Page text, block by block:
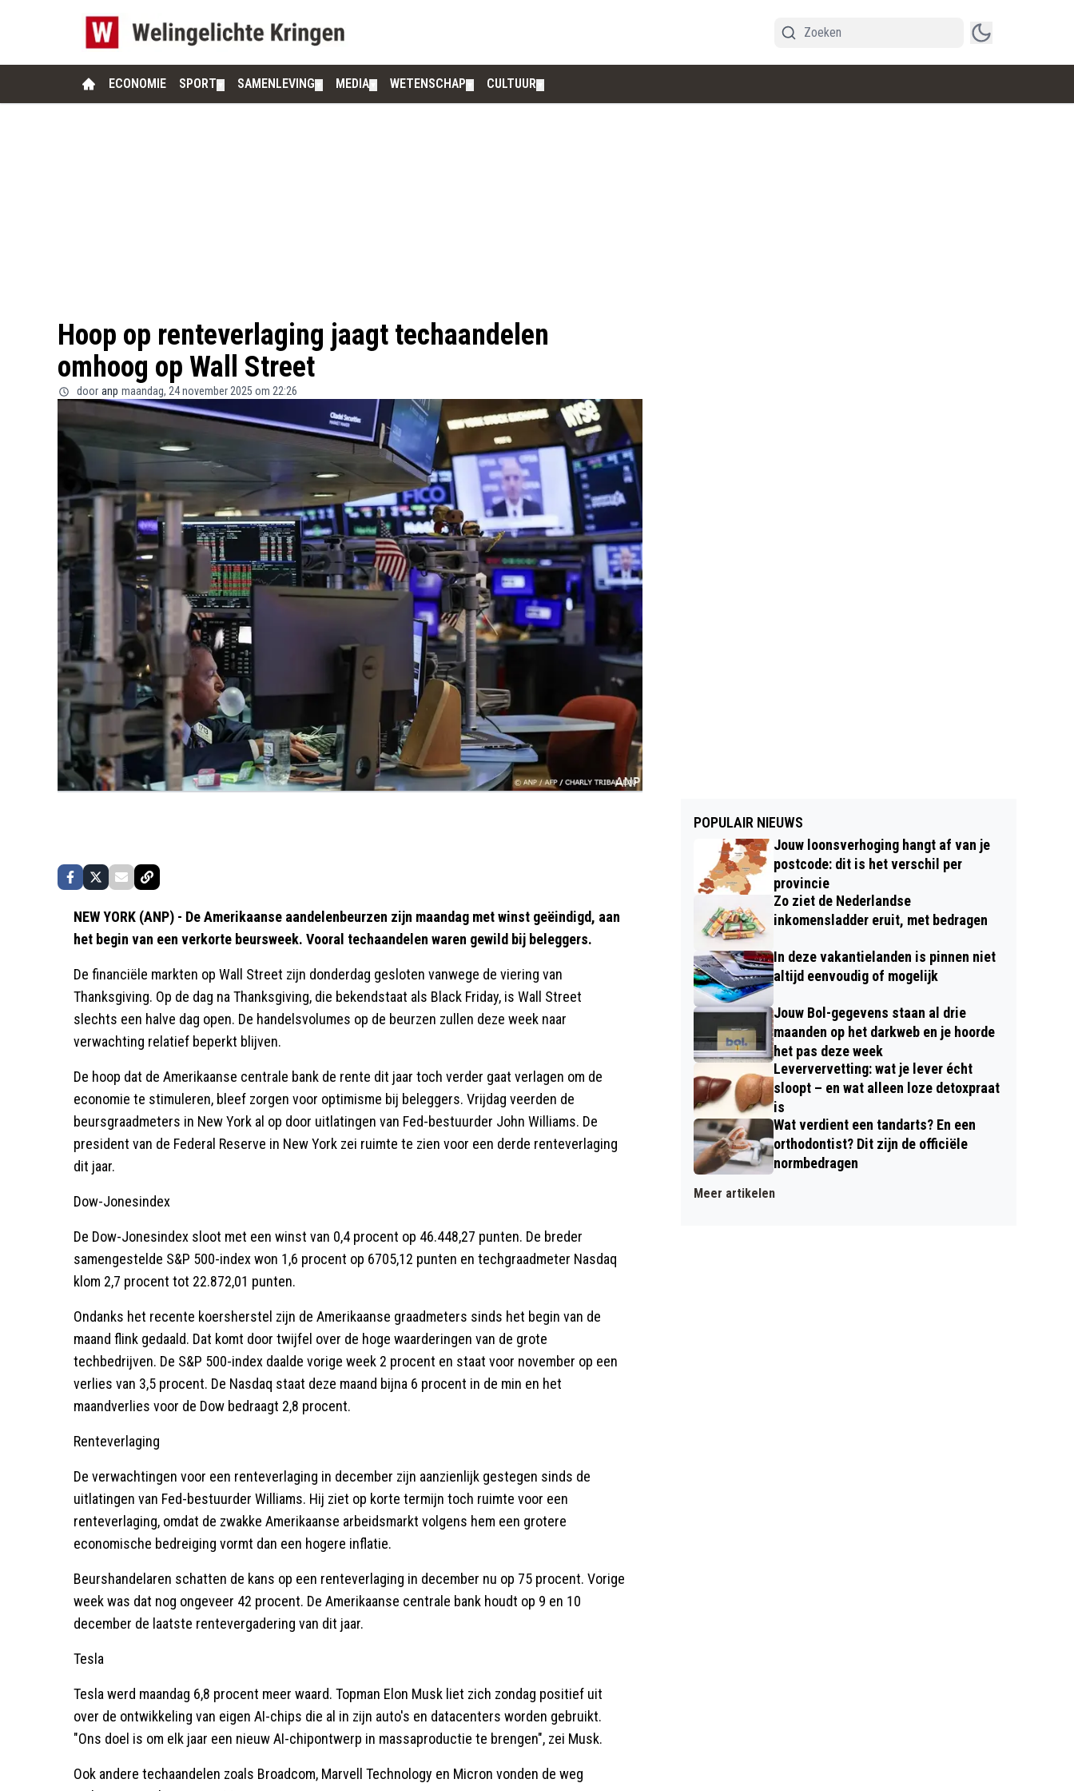
ECONOMIE SPORT SAMENLEVING MEDIA WETENSCHAP CULTUUR
Hoop op renteverlaging jaagt techaandelen
omhoog op Wall Street
door anp maandag, 24 november 2025 om 22:26
NEW YORK (ANP) - De Amerikaanse aandelenbeurzen zijn maandag met winst geëindigd, aan
het begin van een verkorte beursweek. Vooral techaandelen waren gewild bij beleggers.
De financiële markten op Wall Street zijn donderdag gesloten vanwege de viering van
Thanksgiving. Op de dag na Thanksgiving, die bekendstaat als Black Friday, is Wall Street
slechts een halve dag open. De handelsvolumes op de beurzen zullen deze week naar
verwachting relatief beperkt blijven.
De hoop dat de Amerikaanse centrale bank de rente dit jaar toch verder gaat verlagen om de
economie te stimuleren, bleef zorgen voor optimisme bij beleggers. Vrijdag veerden de
beursgraadmeters in New York al op door uitlatingen van Fed-bestuurder John Williams. De
president van de Federal Reserve in New York zei ruimte te zien voor een derde renteverlaging
dit jaar.
Dow-Jonesindex
De Dow-Jonesindex sloot met een winst van 0,4 procent op 46.448,27 punten. De breder
samengestelde S&P 500-index won 1,6 procent op 6705,12 punten en techgraadmeter Nasdaq
klom 2,7 procent tot 22.872,01 punten.
Ondanks het recente koersherstel zijn de Amerikaanse graadmeters sinds het begin van de
maand flink gedaald. Dat komt door twijfel over de hoge waarderingen van de grote
techbedrijven. De S&P 500-index daalde vorige week 2 procent en staat voor november op een
verlies van 3,5 procent. De Nasdaq staat deze maand bijna 6 procent in de min en het
maandverlies voor de Dow bedraagt 2,8 procent.
Renteverlaging
De verwachtingen voor een renteverlaging in december zijn aanzienlijk gestegen sinds de
uitlatingen van Fed-bestuurder Williams. Hij ziet op korte termijn toch ruimte voor een
renteverlaging, omdat de zwakke Amerikaanse arbeidsmarkt volgens hem een grotere
economische bedreiging vormt dan een hogere inflatie.
Beurshandelaren schatten de kans op een renteverlaging in december nu op 75 procent. Vorige
week was dat nog ongeveer 42 procent. De Amerikaanse centrale bank houdt op 9 en 10
december de laatste rentevergadering van dit jaar.
Tesla
Tesla werd maandag 6,8 procent meer waard. Topman Elon Musk liet zich zondag positief uit
over de ontwikkeling van eigen AI-chips die al in zijn auto's en datacenters worden gebruikt.
"Ons doel is om elk jaar een nieuw AI-chipontwerp in massaproductie te brengen", zei Musk.
Ook andere techaandelen zoals Broadcom, Marvell Technology en Micron vonden de weg
POPULAIR NIEUWS
Jouw loonsverhoging hangt af van je
postcode: dit is het verschil per
provincie
Zo ziet de Nederlandse
inkomensladder eruit, met bedragen
In deze vakantielanden is pinnen niet
altijd eenvoudig of mogelijk
Jouw Bol-gegevens staan al drie
maanden op het darkweb en je hoorde
het pas deze week
Leververvetting: wat je lever écht
sloopt – en wat alleen loze detoxpraat
is
Wat verdient een tandarts? En een
orthodontist? Dit zijn de officiële
normbedragen
Meer artikelen